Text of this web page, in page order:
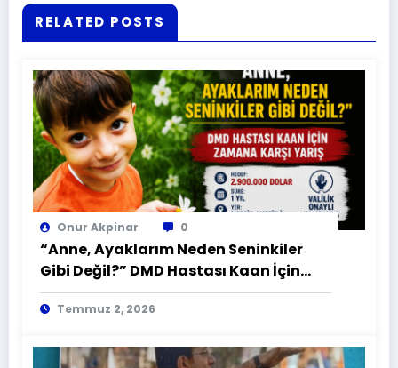
RELATED POSTS
Onur Akpinar 0
“Anne, Ayaklarım Neden Seninkiler
Gibi Değil?” DMD Hastası Kaan İçin
Zamana Karşı Yarış
Temmuz 2, 2026